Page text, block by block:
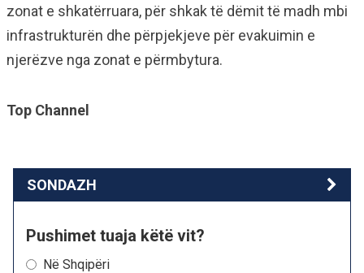
zonat e shkatërruara, për shkak të dëmit të madh mbi
infrastrukturën dhe përpjekjeve për evakuimin e
njerëzve nga zonat e përmbytura.
Top Channel
SONDAZH
Pushimet tuaja këtë vit?
Në Shqipëri